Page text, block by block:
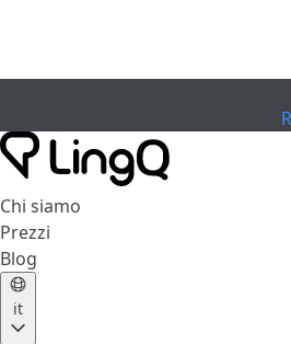
Chi siamo
Prezzi
Blog
it